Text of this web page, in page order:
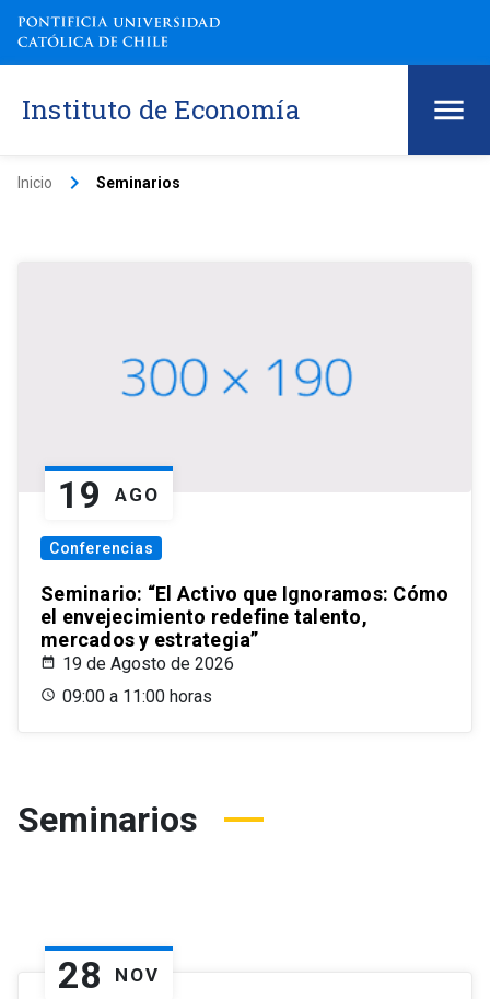
Instituto de Economía
Inicio keyboard_arrow_right Seminarios
19 AGO
Conferencias
Seminario: “El Activo que Ignoramos: Cómo
el envejecimiento redefine talento,
mercados y estrategia”
19 de Agosto de 2026
09:00 a 11:00 horas
Seminarios
28 NOV